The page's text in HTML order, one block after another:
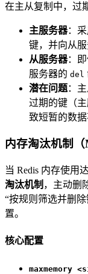
在主从复制中，过
主服务器：
键，并向从
从服务器：
服务器的 del
潜在问题：
过期的键（
致短暂的数据
内存淘汰机制（
当 Redis 内存使用
淘汰机制 ，主动删
“按规则筛选并删
置。
核心配置
maxmemory